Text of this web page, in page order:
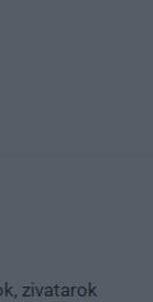
zivatarok